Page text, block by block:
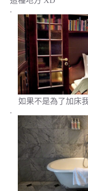
.
如果不是為了加床
.